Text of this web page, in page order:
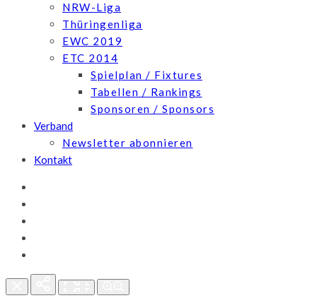
NRW-Liga
Thüringenliga
EWC 2019
ETC 2014
Spielplan / Fixtures
Tabellen / Rankings
Sponsoren / Sponsors
Verband
Newsletter abonnieren
Kontakt